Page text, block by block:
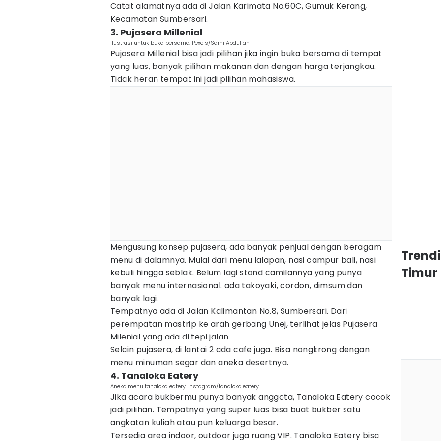
Catat alamatnya ada di Jalan Karimata No.60C, Gumuk Kerang,
Kecamatan Sumbersari.
3. Pujasera Millenial
Ilustrasi untuk buka bersama. Pexels/Sami Abdullah
Pujasera Millenial bisa jadi pilihan jika ingin buka bersama di tempat
yang luas, banyak pilihan makanan dan dengan harga terjangkau.
Tidak heran tempat ini jadi pilihan mahasiswa.
Mengusung konsep pujasera, ada banyak penjual dengan beragam
menu di dalamnya. Mulai dari menu lalapan, nasi campur bali, nasi
kebuli hingga seblak. Belum lagi stand camilannya yang punya
banyak menu internasional. ada takoyaki, cordon, dimsum dan
banyak lagi.
Tempatnya ada di Jalan Kalimantan No.8, Sumbersari. Dari
perempatan mastrip ke arah gerbang Unej, terlihat jelas Pujasera
Milenial yang ada di tepi jalan.
Selain pujasera, di lantai 2 ada cafe juga. Bisa nongkrong dengan
menu minuman segar dan aneka desertnya.
4. Tanaloka Eatery
Aneka menu tanaloka eatery. Instagram/tanaloka.eatery
Jika acara bukbermu punya banyak anggota, Tanaloka Eatery cocok
jadi pilihan. Tempatnya yang super luas bisa buat bukber satu
angkatan kuliah atau pun keluarga besar.
Tersedia area indoor, outdoor juga ruang VIP. Tanaloka Eatery bisa
Timur